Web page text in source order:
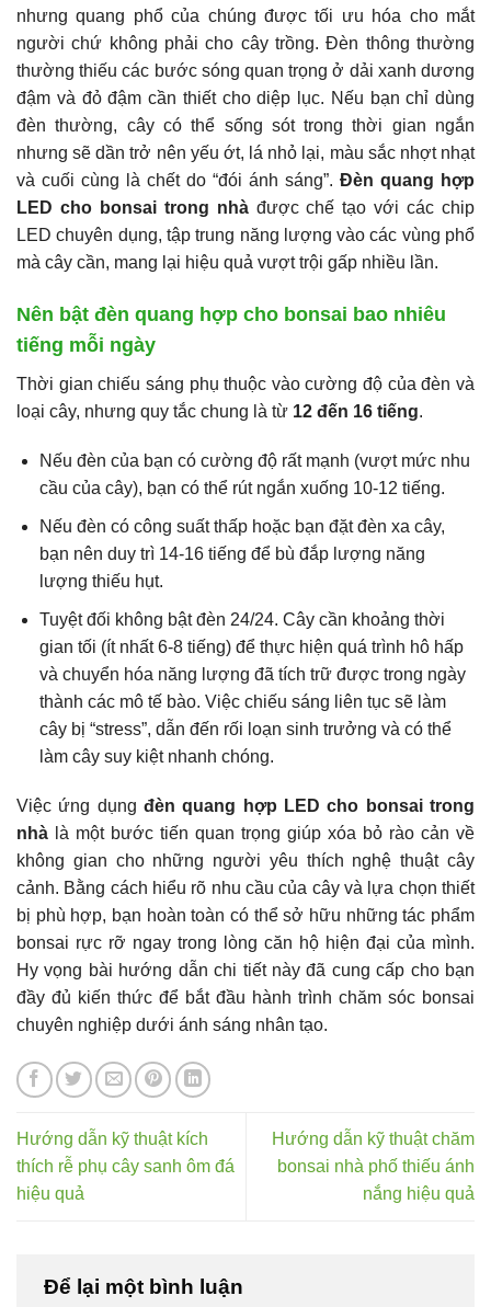
nhưng quang phổ của chúng được tối ưu hóa cho mắt
người chứ không phải cho cây trồng. Đèn thông thường
thường thiếu các bước sóng quan trọng ở dải xanh dương
đậm và đỏ đậm cần thiết cho diệp lục. Nếu bạn chỉ dùng
đèn thường, cây có thể sống sót trong thời gian ngắn
nhưng sẽ dần trở nên yếu ớt, lá nhỏ lại, màu sắc nhợt nhạt
và cuối cùng là chết do “đói ánh sáng”. Đèn quang hợp
LED cho bonsai trong nhàđược chế tạo với các chip
LED chuyên dụng, tập trung năng lượng vào các vùng phổ
mà cây cần, mang lại hiệu quả vượt trội gấp nhiều lần.
Nên bật đèn quang hợp cho bonsai bao nhiêu
tiếng mỗi ngày
Thời gian chiếu sáng phụ thuộc vào cường độ của đèn và
loại cây, nhưng quy tắc chung là từ 12 đến 16 tiếng.
Nếu đèn của bạn có cường độ rất mạnh (vượt mức nhu
cầu của cây), bạn có thể rút ngắn xuống 10-12 tiếng.
Nếu đèn có công suất thấp hoặc bạn đặt đèn xa cây,
bạn nên duy trì 14-16 tiếng để bù đắp lượng năng
lượng thiếu hụt.
Tuyệt đối không bật đèn 24/24. Cây cần khoảng thời
gian tối (ít nhất 6-8 tiếng) để thực hiện quá trình hô hấp
và chuyển hóa năng lượng đã tích trữ được trong ngày
thành các mô tế bào. Việc chiếu sáng liên tục sẽ làm
cây bị “stress”, dẫn đến rối loạn sinh trưởng và có thể
làm cây suy kiệt nhanh chóng.
Việc ứng dụng đèn quang hợp LED cho bonsai trong
nhà là một bước tiến quan trọng giúp xóa bỏ rào cản về
không gian cho những người yêu thích nghệ thuật cây
cảnh. Bằng cách hiểu rõ nhu cầu của cây và lựa chọn thiết
bị phù hợp, bạn hoàn toàn có thể sở hữu những tác phẩm
bonsai rực rỡ ngay trong lòng căn hộ hiện đại của mình.
Hy vọng bài hướng dẫn chi tiết này đã cung cấp cho bạn
đầy đủ kiến thức để bắt đầu hành trình chăm sóc bonsai
chuyên nghiệp dưới ánh sáng nhân tạo.
Hướng dẫn kỹ thuật kích
thích rễ phụ cây sanh ôm đá
hiệu quả
Hướng dẫn kỹ thuật chăm
bonsai nhà phố thiếu ánh
nắng hiệu quả
Để lại một bình luận